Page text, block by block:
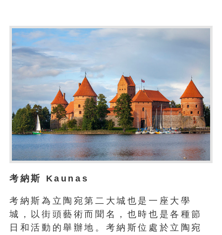
考納斯 Kaunas
考納斯為立陶宛第二大城也是一座大學
城，以街頭藝術而聞名，也時也是各種節
日和活動的舉辦地。考納斯位處於立陶宛